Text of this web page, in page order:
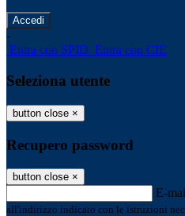
-
Entra con SPID Entra con CIE
Seleziona utente
button close ×
Recupero password
button close ×
E-
all'indirizzo indicato con le istruzioni